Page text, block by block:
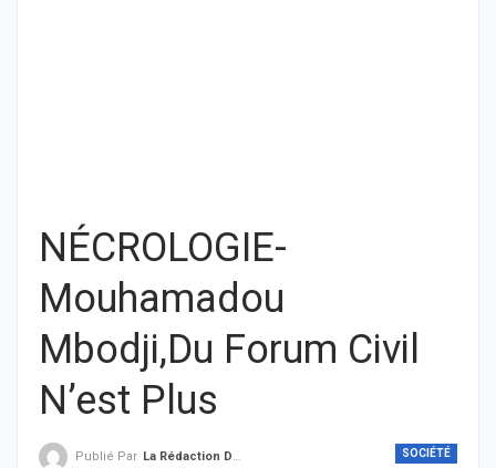
NÉCROLOGIE-
Mouhamadou
Mbodji,Du Forum Civil
N’est Plus
SOCIÉTÉ
Publié Par La Rédaction De THIEYSENEGAL.com